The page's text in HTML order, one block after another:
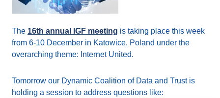
The 16th annual IGF meeting is taking place this week
from 6-10 December in Katowice, Poland under the
overarching theme: Internet United.
Tomorrow our Dynamic Coalition of Data and Trust is
holding a session to address questions like: